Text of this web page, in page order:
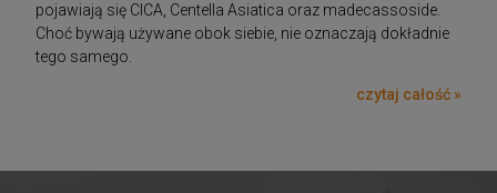
pojawiają się CICA, Centella Asiatica oraz madecassoside.
Choć bywają używane obok siebie, nie oznaczają dokładnie
tego samego.
czytaj całość »